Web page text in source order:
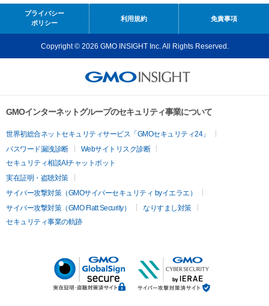
プライバシー
ポリシー
利用規約 免責事項
Copyright © 2026 GMO INSIGHT Inc. All Rights Reserved.
GMOインターネットグループのセキュリティ事業について
世界初総合ネットセキュリティサービス「GMOセキュリティ24」
パスワード漏洩診断
Webサイトリスク診断
セキュリティ相談AIチャットボット
実在証明・盗聴対策
サイバー攻撃対策（GMOサイバーセキュリティ byイエラエ）
サイバー攻撃対策（GMO Flatt Security）
なりすまし対策
セキュリティ事業の軌跡